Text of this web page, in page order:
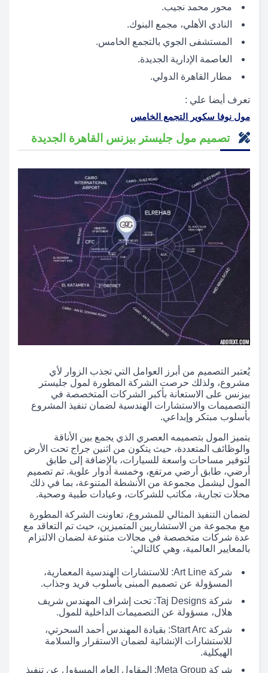
محور محمد نجيب.
النادي الأهلي، مجمع البنوك.
المستشفى الجوي بالتجمع الخامس.
العاصمة الإدارية الجديدة.
مطار القاهرة الدولي.
تعرف أيضا علي :
مول نوفا سكوير التجمع الخامس
تصميم مول جليستر بيزنس القاهرة الجديدة
يُعتبر التصميم من أبرز العوامل التي تجذب الزوار لأي
مشروع، ولذلك حرصت الشركة المطورة لمول جليستر
بيزنس على الاستعانة بأكبر الشركات المتخصصة في
التصميمات والاستشارات الهندسية لضمان تنفيذ المشروع
بأسلوب مبتكر وإبداعي.
يتميز المول بتصميمه العصري الذي يجمع بين الأناقة
والوظائف المتعددة، حيث يتكون من اثنين جراج تحت الأرض
لتوفير مساحات واسعة للسيارات، بالإضافة إلى طابق
أرضي، طابق أرضي مرتفع، وخمسة أدوار علوية. تم تصميم
المول ليشمل مجموعة من الأنشطة المتنوعة، بما في ذلك
محلات تجارية، مكاتب للشركات، وعيادات طبية وصحية.
لضمان التنفيذ المثالي للمشروع، تعاونت الشركة المطورة
مع مجموعة من الاستشاريين المتميزين، حيث تم التعاقد مع
عدة شركات متخصصة في مجالات متنوعة لضمان الالتزام
بالمعايير العالمية، وهي كالتالي:
شركة Art Line: للاستشارات الهندسية المعمارية،
المسؤولة عن تصميم المبنى بأسلوب فريد وجذاب.
شركة Taj Designs: تحت إشراف المهندس شريف
هلال، مسؤولة عن التصميمات الداخلية للمول.
شركة Start Arc: بقيادة المهندس أحمد السحرتي،
للاستشارات الإنشائية لضمان الاستقرار والسلامة
الهيكلية.
شركة Meta Group: المقاول العام المسؤول عن تنفيذ